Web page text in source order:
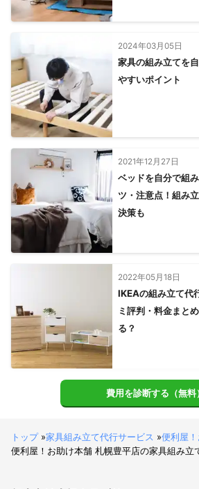
2024年03月05日
家具の組み立てを
やすいポイント
2021年12月27日
ベッドを自分で組
ツ・注意点！組み
決策も
2022年05月18日
IKEAの組み立て代
ミ評判・料金まと
る？
費用を診断する（無料）
トップ»家具組み立て代行サービス »便利屋
便利屋！お助け本舗 札幌豊平店の家具組み立